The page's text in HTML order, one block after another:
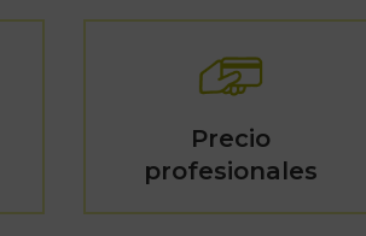
Precio
profesionales